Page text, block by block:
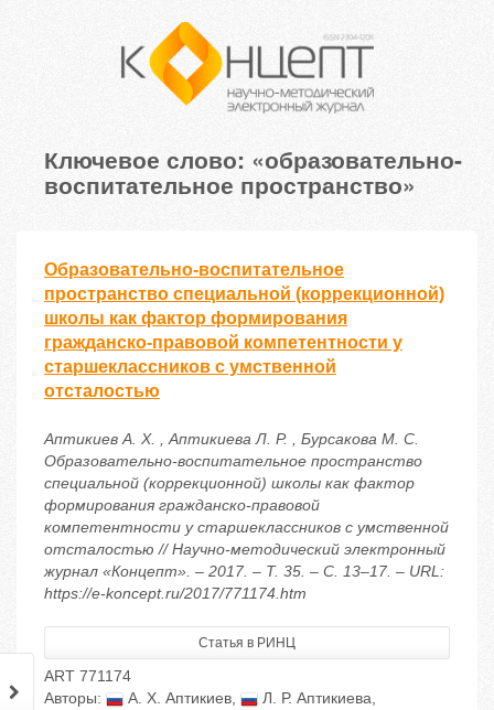
Ключевое слово: «образовательно-
воспитательное пространство»
Образовательно-воспитательное
пространство специальной (коррекционной)
школы как фактор формирования
гражданско-правовой компетентности у
старшеклассников с умственной
отсталостью
Аптикиев А. Х. , Аптикиева Л. Р. , Бурсакова М. С.
Образовательно-воспитательное пространство
специальной (коррекционной) школы как фактор
формирования гражданско-правовой
компетентности у старшеклассников с умственной
отсталостью // Научно-методический электронный
журнал «Концепт». – 2017. – Т. 35. – С. 13–17. – URL:
https://e-koncept.ru/2017/771174.htm
Статья в РИНЦ
ART 771174
Авторы:
А. Х. Аптикиев, Л. Р. Аптикиева,